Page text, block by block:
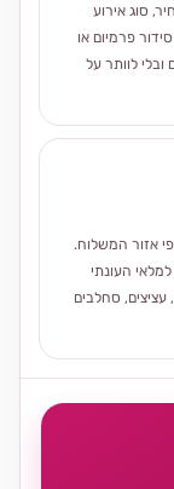
סוג אירוע
פרמיום או
לוותר על
אזור המשלוח.
העונתי
עציצים, סחלבים